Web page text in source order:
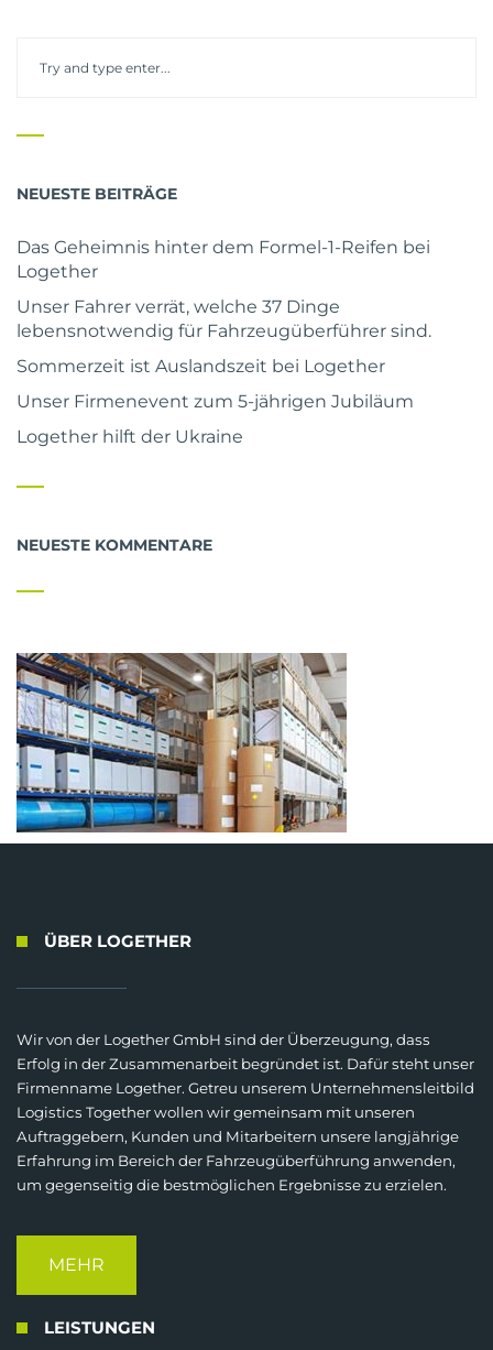
NEUESTE BEITRÄGE
Das Geheimnis hinter dem Formel-1-Reifen bei
Logether
Unser Fahrer verrät, welche 37 Dinge
lebensnotwendig für Fahrzeugüberführer sind.
Sommerzeit ist Auslandszeit bei Logether
Unser Firmenevent zum 5-jährigen Jubiläum
Logether hilft der Ukraine
NEUESTE KOMMENTARE
ÜBER LOGETHER
Wir von der Logether GmbH sind der Überzeugung, dass
Erfolg in der Zusammenarbeit begründet ist. Dafür steht unser
Firmenname Logether. Getreu unserem Unternehmensleitbild
Logistics Together wollen wir gemeinsam mit unseren
Auftraggebern, Kunden und Mitarbeitern unsere langjährige
Erfahrung im Bereich der Fahrzeugüberführung anwenden,
um gegenseitig die bestmöglichen Ergebnisse zu erzielen.
MEHR
LEISTUNGEN